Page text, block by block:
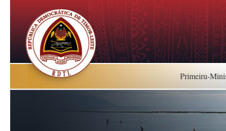
Primeiru-